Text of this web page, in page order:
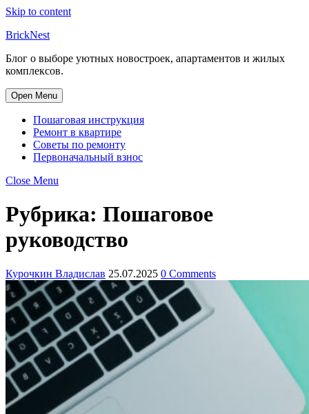
Skip to content
BrickNest
Блог о выборе уютных новостроек, апартаментов и жилых
комплексов.
Open Menu
Пошаговая инструкция
Ремонт в квартире
Советы по ремонту
Первоначальный взнос
Close Menu
Рубрика: Пошаговое
руководство
Курочкин Владислав 25.07.2025 0 Comments